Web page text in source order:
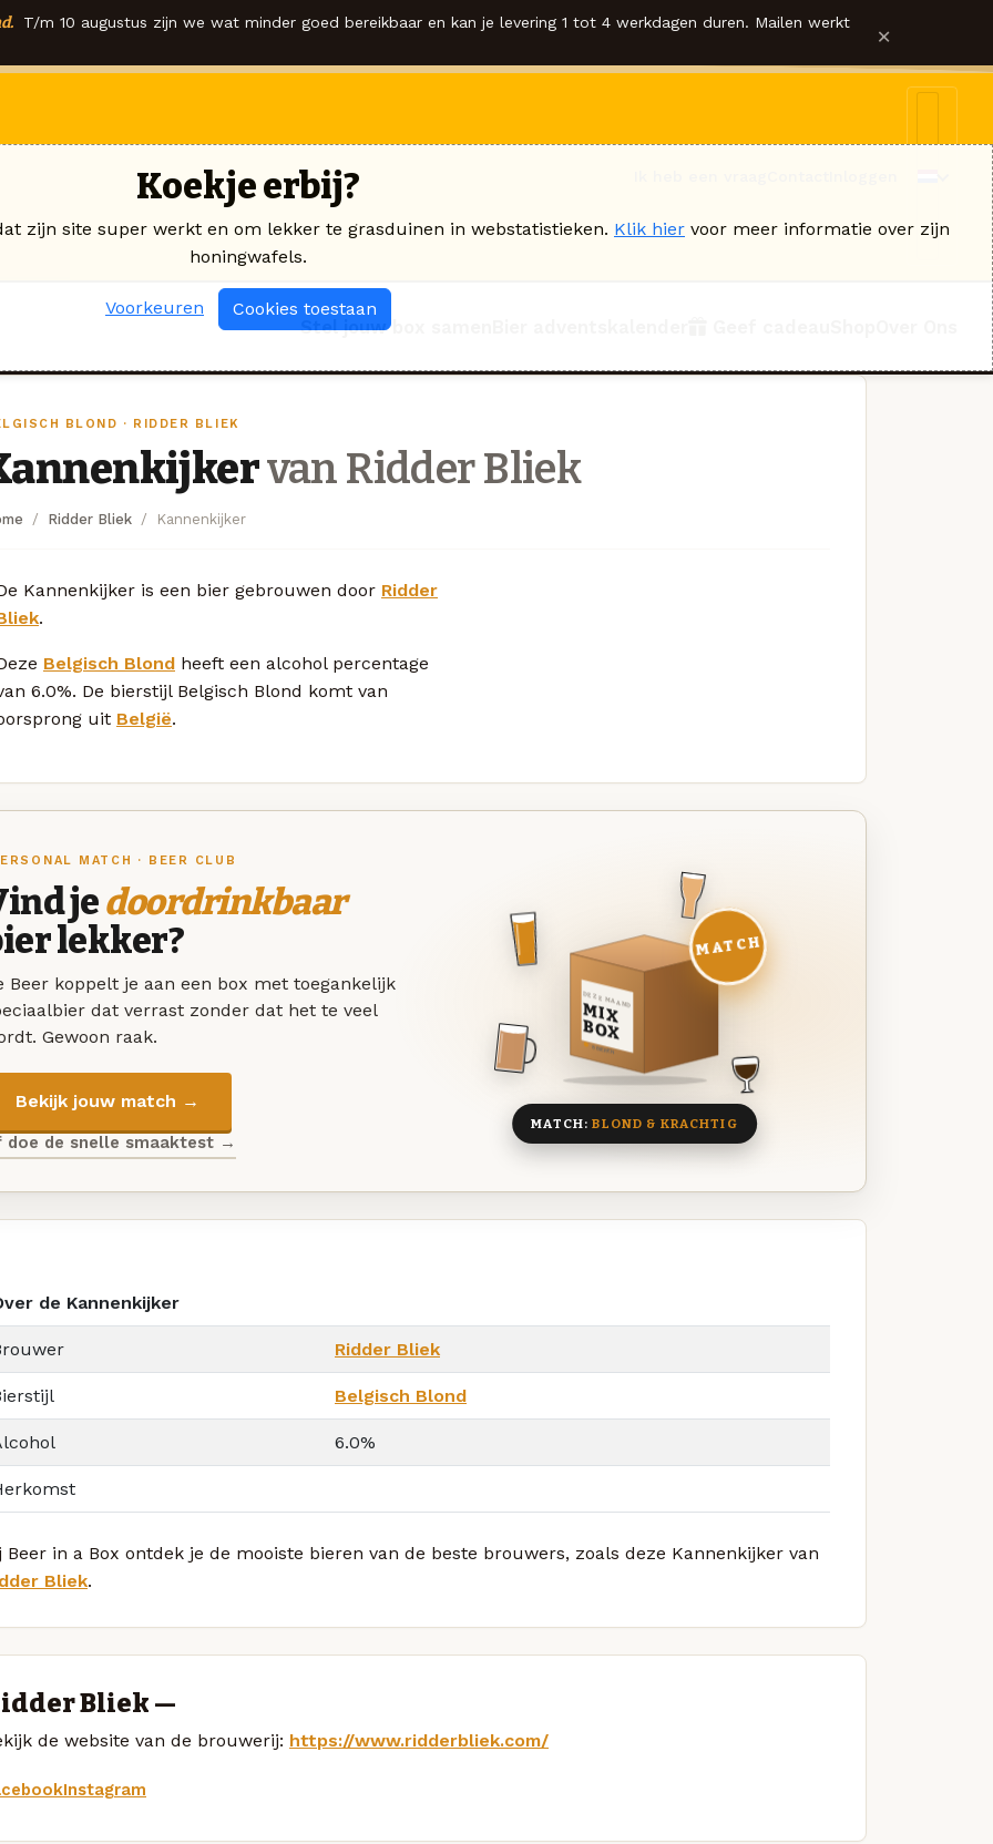
T/m 10 augustus zijn we wat minder goed bereikbaar en kan je levering 1 tot 4 werkdagen duren. Mailen werkt ×
Stel jouw box samen
BLOND · RIDDER BLIEK
van Ridder Bliek
Ridder Bliek Kannenkijker
Kannenkijker is een bier gebrouwen door Ridder
.
Belgisch Blond heeft een alcohol percentage
6.0%. De bierstijl Belgisch Blond komt van
uit België.
MATCH · BEER CLUB
jedoordrinkbaar
lekker?
Beer koppelt je aan een box met toegankelijk
dat verrast zonder dat het te veel
Gewoon raak.
Bekijk jouw match →
doe de snelle smaaktest →
DEZE MAAND
MIX
BOX
8 BIEREN
MATCH
MATCH:BLOND & KRACHTIG
de Kannenkijker
Ridder Bliek
Belgisch Blond
6.0%
Beer in a Box ontdek je de mooiste bieren van de beste brouwers, zoals deze Kannenkijker van
Bliek.
Bliek —
de website van de brouwerij: https://www.ridderbliek.com/
Instagram
Koekje erbij?
zijn site super werkt en om lekker te grasduinen in webstatistieken. Klik hier voor meer informatie over zijn
honingwafels.
Voorkeuren Cookies toestaan